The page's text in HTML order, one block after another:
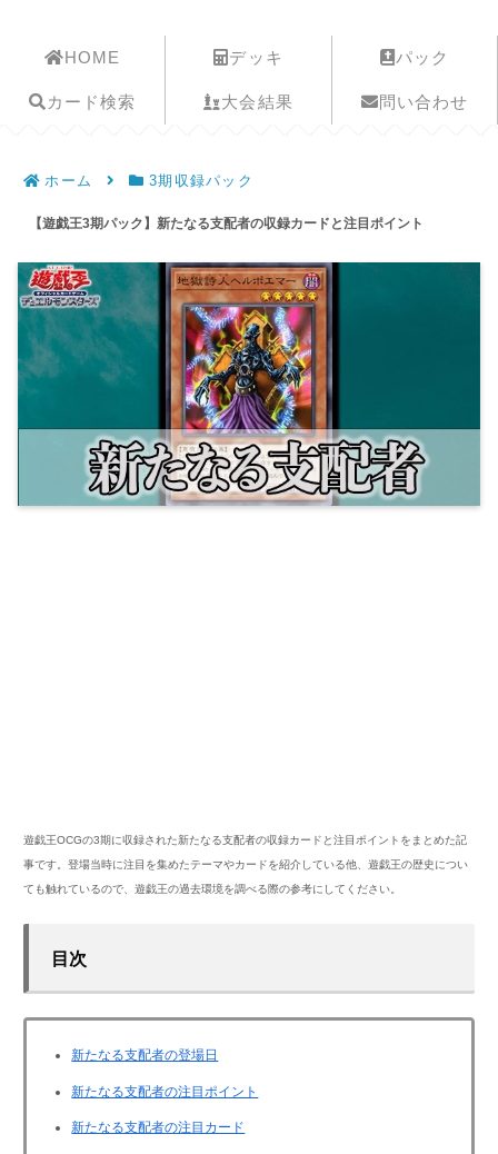
HOME デッキ パック
カード検索 大会結果 問い合わせ
ホーム 3期収録パック
【遊戯王3期パック】新たなる支配者の収録カードと注目ポイント
遊戯王OCGの3期に収録された新たなる支配者の収録カードと注目ポイントをまとめた記
事です。登場当時に注目を集めたテーマやカードを紹介している他、遊戯王の歴史につい
ても触れているので、遊戯王の過去環境を調べる際の参考にしてください。
目次
新たなる支配者の登場日
新たなる支配者の注目ポイント
新たなる支配者の注目カード